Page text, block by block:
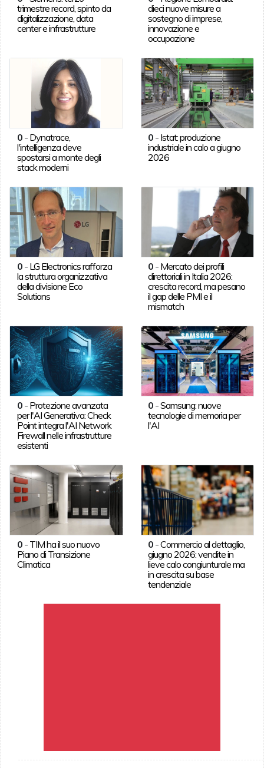
trimestre record, spinto da
digitalizzazione, data
center e infrastrutture
dieci nuove misure a
sostegno di imprese,
innovazione e
occupazione
0- Dynatrace,
l'intelligenza deve
spostarsi a monte degli
stack moderni
0 - Istat: produzione
industriale in calo a giugno
2026
0- LG Electronics rafforza
la struttura organizzativa
della divisione Eco
Solutions
0 - Mercato dei profili
direttoriali in Italia 2026:
crescita record, ma pesano
il gap delle PMI e il
mismatch
0- Protezione avanzata
per l'AI Generativa: Check
Point integra l'AI Network
Firewall nelle infrastrutture
esistenti
0 -Samsung: nuove
tecnologie di memoria per
l'AI
0- TIM ha il suo nuovo
Piano di Transizione
Climatica
0 -Commercio al dettaglio,
giugno 2026: vendite in
lieve calo congiunturale ma
in crescita su base
tendenziale